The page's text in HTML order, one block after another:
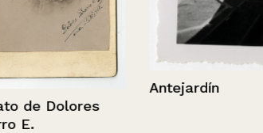
Dolores
Antejardín